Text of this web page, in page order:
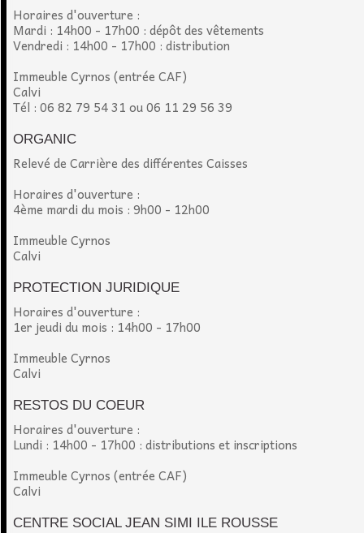
Horaires d'ouverture :
Mardi : 14h00 - 17h00 : dépôt des vêtements
Vendredi : 14h00 - 17h00 : distribution
Immeuble Cyrnos (entrée CAF)
Calvi
Tél : 06 82 79 54 31 ou 06 11 29 56 39
ORGANIC
Relevé de Carrière des différentes Caisses
Horaires d'ouverture :
4ème mardi du mois : 9h00 - 12h00
Immeuble Cyrnos
Calvi
PROTECTION JURIDIQUE
Horaires d'ouverture :
1er jeudi du mois : 14h00 - 17h00
Immeuble Cyrnos
Calvi
RESTOS DU COEUR
Horaires d'ouverture :
Lundi : 14h00 - 17h00 : distributions et inscriptions
Immeuble Cyrnos (entrée CAF)
Calvi
CENTRE SOCIAL JEAN SIMI ILE ROUSSE